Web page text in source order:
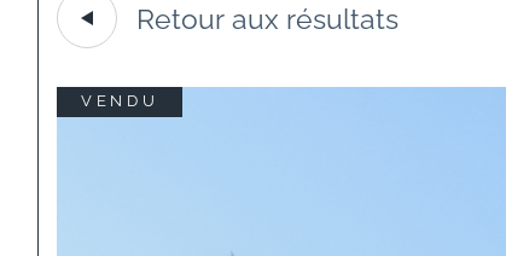
Retour aux résultats
VENDU